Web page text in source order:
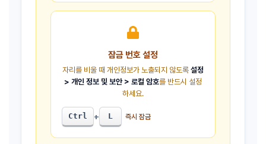
잠금 번호 설정
자리를 비울 때 개인정보가 노출되지 않도록 설정
> 개인 정보 및 보안 > 로컬 암호를 반드시 설정
하세요.
Ctrl + L 즉시 잠금